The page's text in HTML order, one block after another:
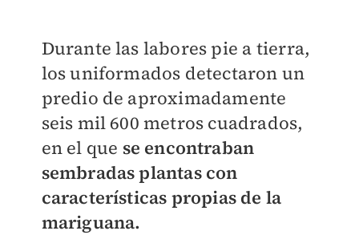
Durante las labores pie a tierra,
los uniformados detectaron un
predio de aproximadamente
seis mil 600 metros cuadrados,
en el que se encontraban
sembradas plantas con
características propias de la
mariguana.